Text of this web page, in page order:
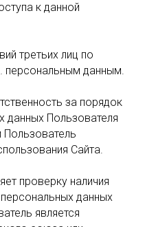
к данной
третьих лиц по
персональным данным.
за порядок
данных Пользователя
Сайта.
проверку наличия
данных
является